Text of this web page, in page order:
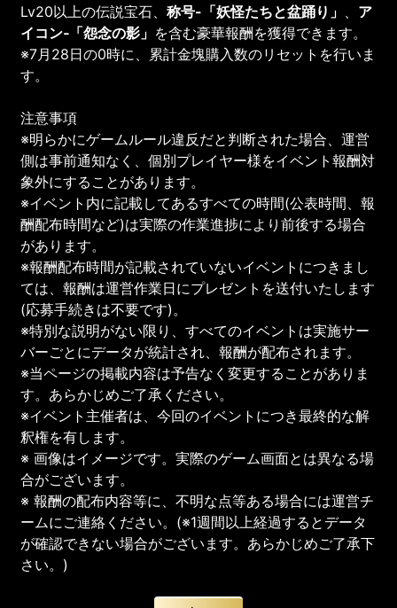
Lv20以上の伝説宝石、称号- 「妖怪たちと盆踊り」
ア
イコン‐「怨念の影」 を含む豪華報酬を獲得できます。
※7月28日の0時に、累計金塊購入数のリセットを行いま
す。
注意事項
※明らかにゲームルール違反だと判断された場合、運営
側は事前通知なく、個別プレイヤー様をイベント報酬対
象外にすることがあります。
※イベント内に記載してあるすべての時間(公表時間、報
酬配布時間など)は実際の作業進捗により前後する場合
があります。
※報酬配布時間が記載されていないイベントにつきまし
ては、報酬は運営作業日にプレゼントを送付いたします
(応募手続きは不要です)。
※特別な説明がない限り、すべてのイベントは実施サー
バーごとにデータが統計され、報酬が配布されます。
※当ページの掲載内容は予告なく変更することがありま
す。あらかじめご了承ください。
※イベント主催者は、今回のイベントにつき最終的な解
釈権を有します。
※ 画像はイメージです。実際のゲーム画面とは異なる場
合がございます。
※ 報酬の配布内容等に、不明な点等ある場合には運営チ
ームにご連絡ください。(※1週間以上経過するとデータ
が確認できない場合がございます。あらかじめご了承下
さい。)